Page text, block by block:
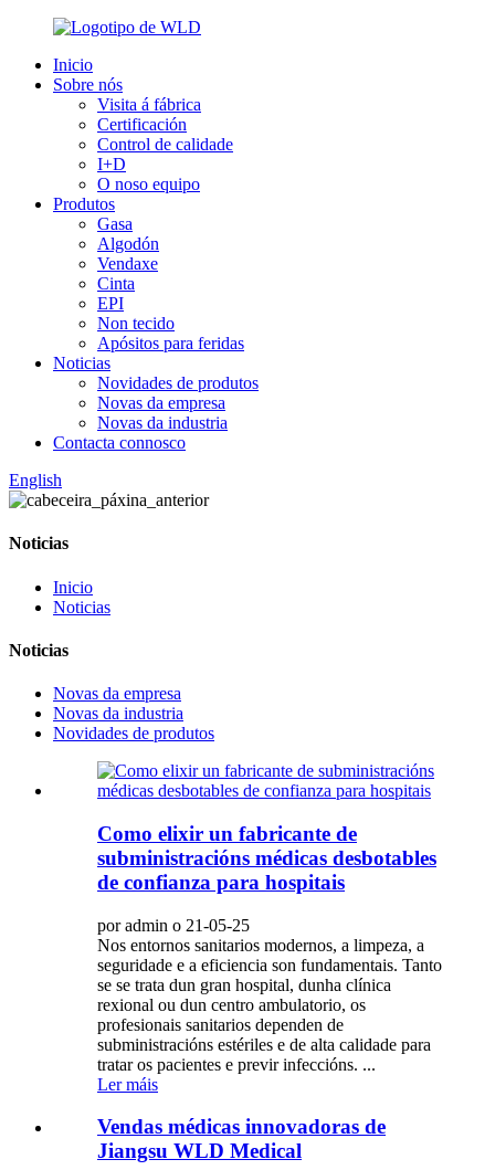
Inicio
Sobre nós
Visita á fábrica
Certificación
Control de calidade
I+D
O noso equipo
Produtos
Gasa
Algodón
Vendaxe
Cinta
EPI
Non tecido
Apósitos para feridas
Noticias
Novidades de produtos
Novas da empresa
Novas da industria
Contacta connosco
English
Noticias
Inicio
Noticias
Noticias
Novas da empresa
Novas da industria
Novidades de produtos
Como elixir un fabricante de
subministracións médicas desbotables
de confianza para hospitais
por admin o 21-05-25
Nos entornos sanitarios modernos, a limpeza, a
seguridade e a eficiencia son fundamentais. Tanto
se se trata dun gran hospital, dunha clínica
rexional ou dun centro ambulatorio, os
profesionais sanitarios dependen de
subministracións estériles e de alta calidade para
tratar os pacientes e previr infeccións. ...
Ler máis
Vendas médicas innovadoras de
Jiangsu WLD Medical